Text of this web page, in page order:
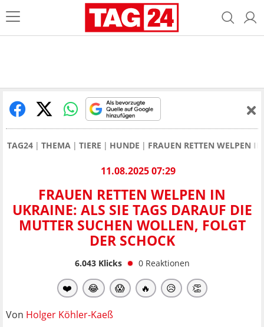
TAG24 THEMA TIERE HUNDE FRAUEN RETTEN WELPEN
11.08.2025 07:29
FRAUEN RETTEN WELPEN IN
UKRAINE: ALS SIE TAGS DARAUF DIE
MUTTER SUCHEN WOLLEN, FOLGT
DER SCHOCK
6.043Klicks 0 Reaktionen
❤️ 😂 😱 🔥 😥 👏
Von Holger Köhler-Kaeß